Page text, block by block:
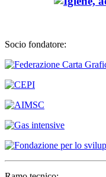
Socio fondatore: